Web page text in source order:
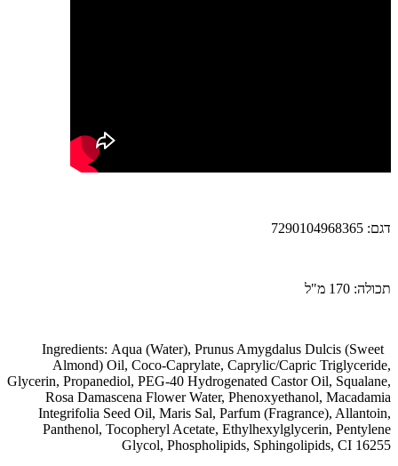
דגם: 7290104968365
תכולה: 170 מ"ל
Ingredients: Aqua (Water), Prunus Amygdalus Dulcis (Sweet
Almond) Oil, Coco-Caprylate, Caprylic/Capric Triglyceride,
Glycerin, Propanediol, PEG-40 Hydrogenated Castor Oil, Squalane,
Rosa Damascena Flower Water, Phenoxyethanol, Macadamia
Integrifolia Seed Oil, Maris Sal, Parfum (Fragrance), Allantoin,
Panthenol, Tocopheryl Acetate, Ethylhexylglycerin, Pentylene
Glycol, Phospholipids, Sphingolipids, CI 16255